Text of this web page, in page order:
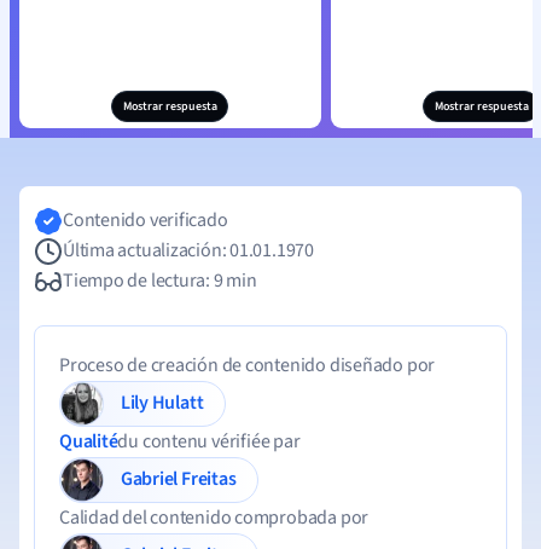
Mostrar respuesta Mostrar respuesta
Contenido verificado
Última actualización: 01.01.1970
Tiempo de lectura: 9 min
Proceso de creación de contenido diseñado por
Lily Hulatt
Qualitédu contenu vérifiée par
Gabriel Freitas
Calidad del contenido comprobada por